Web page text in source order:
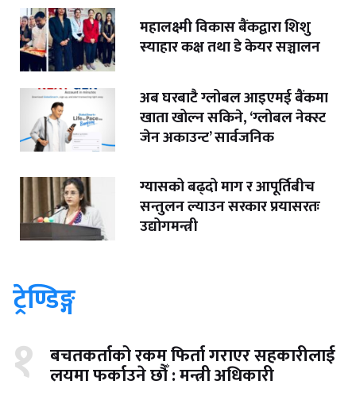
महालक्ष्मी विकास बैंकद्वारा शिशु
स्याहार कक्ष तथा डे केयर सञ्चालन
अब घरबाटै ग्लोबल आइएमई बैंकमा
खाता खोल्न सकिने, ‘ग्लोबल नेक्स्ट
जेन अकाउन्ट’ सार्वजनिक
ग्यासको बढ्दो माग र आपूर्तिबीच
सन्तुलन ल्याउन सरकार प्रयासरतः
उद्योगमन्त्री
ट्रेण्डिङ्ग
१ बचतकर्ताको रकम फिर्ता गराएर सहकारीलाई
लयमा फर्काउने छौँ : मन्त्री अधिकारी